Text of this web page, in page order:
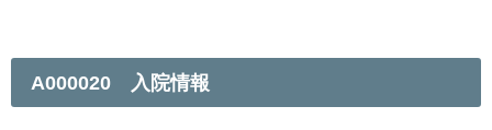
A000020 入院情報